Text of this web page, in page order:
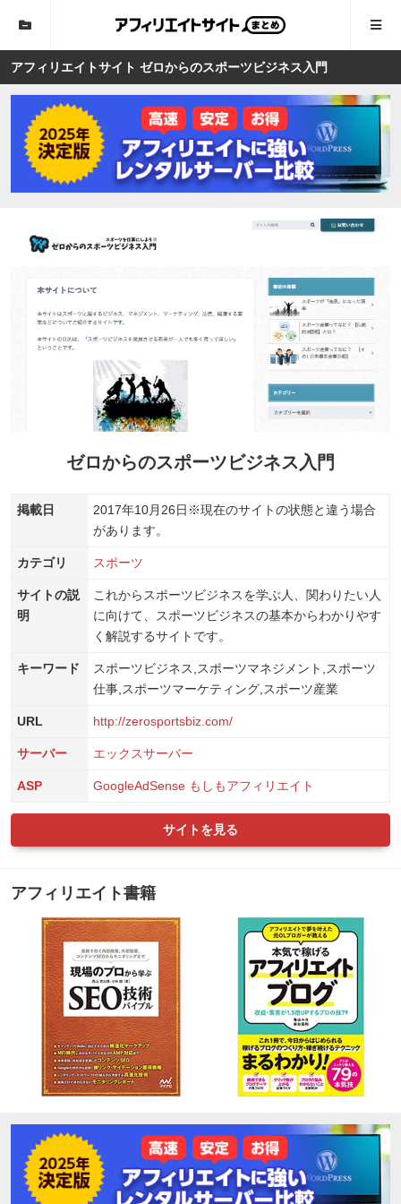
アフィリエイトサイト ゼロからのスポーツビジネス入門
ゼロからのスポーツビジネス入門
掲載日 2017年10月26日 ※現在のサイトの状態と違う場合
があります。
カテゴリ スポーツ
サイトの説
明
これからスポーツビジネスを学ぶ人、関わりたい人
に向けて、スポーツビジネスの基本からわかりやす
く解説するサイトです。
キーワード
スポーツビジネス,スポーツマネジメント,スポーツ
仕事,スポーツマーケティング,スポーツ産業
URL http://zerosportsbiz.com/
サーバー エックスサーバー
ASP GoogleAdSense もしもアフィリエイト
サイトを見る
アフィリエイト書籍